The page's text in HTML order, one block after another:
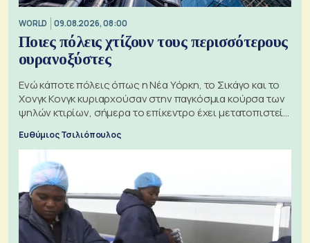
WORLD 09.08.2026, 08:00
Ποιες πόλεις χτίζουν τους περισσότερους
ουρανοξύστες
Ενώ κάποτε πόλεις όπως η Νέα Υόρκη, το Σικάγο και το
Χονγκ Κονγκ κυριαρχούσαν στην παγκόσμια κούρσα των
ψηλών κτιρίων, σήμερα το επίκεντρο έχει μετατοπιστεί
Ευθύμιος Τσιλιόπουλος